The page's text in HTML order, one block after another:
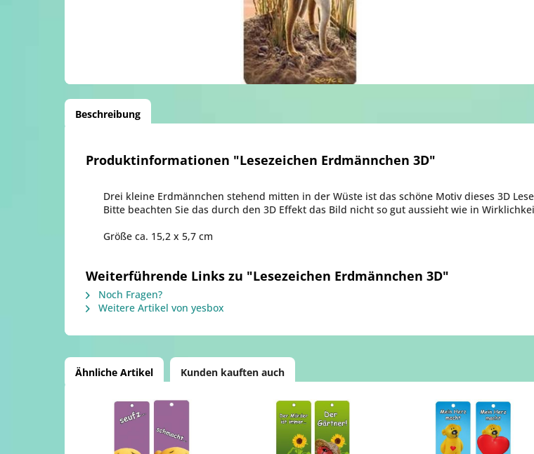
Beschreibung
Produktinformationen "Lesezeichen Erdmännchen 3D"
Drei kleine Erdmännchen stehend mitten in der Wüste ist das schöne Motiv dieses 3D
Bitte beachten Sie das durch den 3D Effekt das Bild nicht so gut aussieht wie in
Größe ca. 15,2 x 5,7 cm
Weiterführende Links zu "Lesezeichen Erdmännchen 3D"
Noch Fragen?
Weitere Artikel von yesbox
Ähnliche Artikel Kunden kauften auch